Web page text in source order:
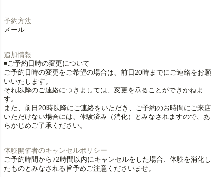
予約方法
メール
追加情報
◾️ご予約日時の変更について
ご予約日時の変更をご希望の場合は、前日20時までにご連絡をお願
いいたします。
それ以降のご連絡につきましては、変更を承ることができかねま
す。
また、前日20時以降にご連絡をいただき、ご予約のお時間にご来店
いただけない場合には、体験済み（消化）とみなされますので、あ
らかじめご了承ください。
体験開催者のキャンセルポリシー
ご予約時間から72時間以内にキャンセルをした場合、体験を消化し
たものとみなされる旨予めご注意くださいませ。